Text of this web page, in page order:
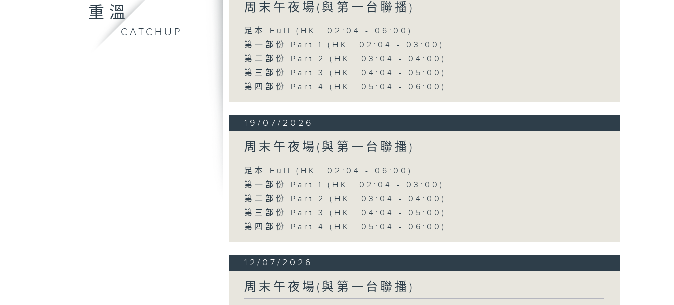
重溫
CATCHUP
周末午夜場(與第一台聯播)
足本 Full (HKT 02:04 - 06:00)
第一部份 Part 1 (HKT 02:04 - 03:00)
第二部份 Part 2 (HKT 03:04 - 04:00)
第三部份 Part 3 (HKT 04:04 - 05:00)
第四部份 Part 4 (HKT 05:04 - 06:00)
19/07/2026
周末午夜場(與第一台聯播)
足本 Full (HKT 02:04 - 06:00)
第一部份 Part 1 (HKT 02:04 - 03:00)
第二部份 Part 2 (HKT 03:04 - 04:00)
第三部份 Part 3 (HKT 04:04 - 05:00)
第四部份 Part 4 (HKT 05:04 - 06:00)
12/07/2026
周末午夜場(與第一台聯播)